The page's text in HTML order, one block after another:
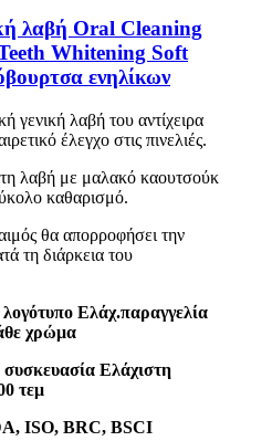
λαβή Oral Cleaning
Whitening Soft
ενηλίκων
γενική λαβή του αντίχειρα
έλεγχο στις πινελιές.
λαβή με μαλακό καουτσούκ
καθαρισμό.
θα απορροφήσει την
τη διάρκεια του
Ελάχ.παραγγελία
χρώμα
Ελάχιστη
τεμ
ISO, BRC, BSCI